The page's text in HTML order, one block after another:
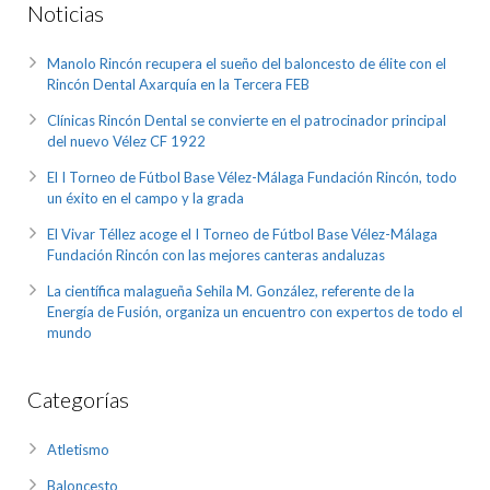
Noticias
Manolo Rincón recupera el sueño del baloncesto de élite con el
Rincón Dental Axarquía en la Tercera FEB
Clínicas Rincón Dental se convierte en el patrocinador principal
del nuevo Vélez CF 1922
El I Torneo de Fútbol Base Vélez-Málaga Fundación Rincón, todo
un éxito en el campo y la grada
El Vivar Téllez acoge el I Torneo de Fútbol Base Vélez-Málaga
Fundación Rincón con las mejores canteras andaluzas
La científica malagueña Sehila M. González, referente de la
Energía de Fusión, organiza un encuentro con expertos de todo el
mundo
Categorías
Atletismo
Baloncesto